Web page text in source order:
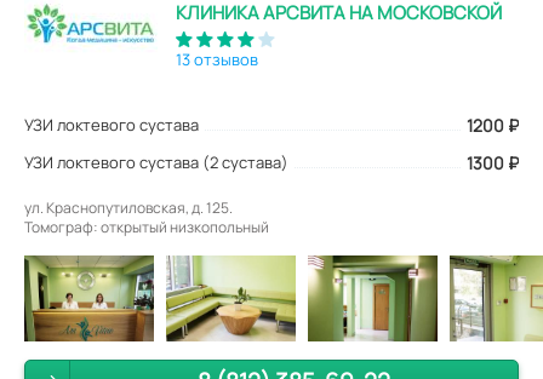
КЛИНИКА АРСВИТА НА МОСКОВСКОЙ
13 отзывов
УЗИ локтевого сустава 1200 ₽
УЗИ локтевого сустава (2 сустава) 1300 ₽
ул. Краснопутиловская, д. 125.
Томограф: открытый низкопольный